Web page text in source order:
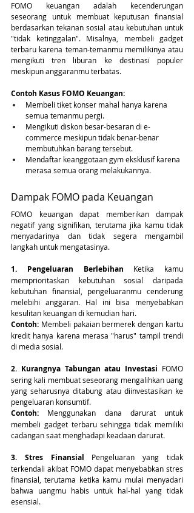
FOMO keuangan adalah kecenderungan
seseorang untuk membuat keputusan finansial
berdasarkan tekanan sosial atau kebutuhan untuk
"tidak ketinggalan". Misalnya, membeli gadget
terbaru karena teman-temanmu memilikinya atau
mengikuti tren liburan ke destinasi populer
meskipun anggaranmu terbatas.
Contoh Kasus FOMO Keuangan:
Membeli tiket konser mahal hanya karena
semua temanmu pergi.
Mengikuti diskon besar-besaran di e-
commerce meskipun tidak benar-benar
membutuhkan barang tersebut.
Mendaftar keanggotaan gym eksklusif karena
merasa semua orang melakukannya.
Dampak FOMO pada Keuangan
FOMO keuangan dapat memberikan dampak
negatif yang signifikan, terutama jika kamu tidak
menyadarinya dan tidak segera mengambil
langkah untuk mengatasinya.
1. Pengeluaran Berlebihan Ketika kamu
memprioritaskan kebutuhan sosial daripada
kebutuhan finansial, pengeluaranmu cenderung
melebihi anggaran. Hal ini bisa menyebabkan
kesulitan keuangan di kemudian hari.
Contoh: Membeli pakaian bermerek dengan kartu
kredit hanya karena merasa "harus" tampil trendi
di media sosial.
2. Kurangnya Tabungan atau Investasi FOMO
sering kali membuat seseorang mengalihkan uang
yang seharusnya ditabung atau diinvestasikan ke
pengeluaran konsumtif.
Contoh: Menggunakan dana darurat untuk
membeli gadget terbaru sehingga tidak memiliki
cadangan saat menghadapi keadaan darurat.
3. Stres Finansial Pengeluaran yang tidak
terkendali akibat FOMO dapat menyebabkan stres
finansial, terutama ketika kamu mulai menyadari
bahwa uangmu habis untuk hal-hal yang tidak
esensial.